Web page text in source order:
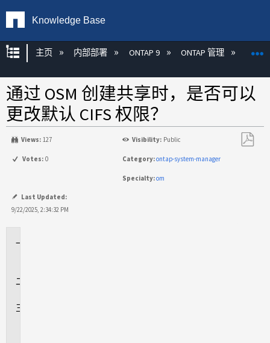
Knowledge Base
扩展/隐缩全局层次
主页 内部部署 ONTAP 9 ONTAP 管理
通过 OSM 创建共享时，是否可以
更改默认 CIFS 权限？
Views: 127 Visibility: Public
Votes: 0 Category:ontap-system-manager
Specialty:om
Last Updated:
9/22/2025, 2:34:32 PM